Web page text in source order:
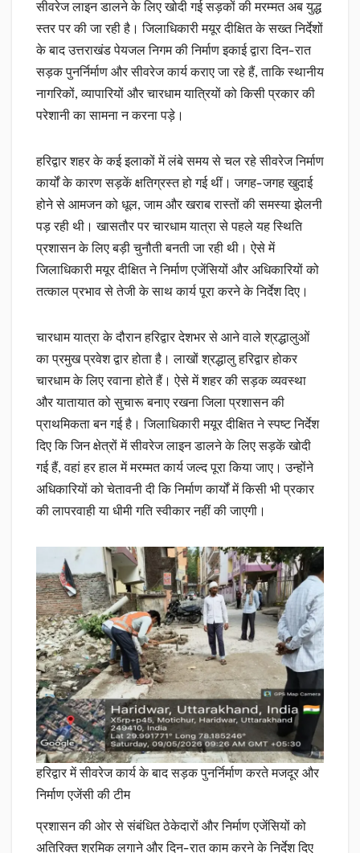
सीवरेज लाइन डालने के लिए खोदी गई सड़कों की मरम्मत अब युद्ध
स्तर पर की जा रही है। जिलाधिकारी मयूर दीक्षित के सख्त निर्देशों
के बाद उत्तराखंड पेयजल निगम की निर्माण इकाई द्वारा दिन-रात
सड़क पुनर्निर्माण और सीवरेज कार्य कराए जा रहे हैं, ताकि स्थानीय
नागरिकों, व्यापारियों और चारधाम यात्रियों को किसी प्रकार की
परेशानी का सामना न करना पड़े।
हरिद्वार शहर के कई इलाकों में लंबे समय से चल रहे सीवरेज निर्माण
कार्यों के कारण सड़कें क्षतिग्रस्त हो गई थीं। जगह-जगह खुदाई
होने से आमजन को धूल, जाम और खराब रास्तों की समस्या झेलनी
पड़ रही थी। खासतौर पर चारधाम यात्रा से पहले यह स्थिति
प्रशासन के लिए बड़ी चुनौती बनती जा रही थी। ऐसे में
जिलाधिकारी मयूर दीक्षित ने निर्माण एजेंसियों और अधिकारियों को
तत्काल प्रभाव से तेजी के साथ कार्य पूरा करने के निर्देश दिए।
चारधाम यात्रा के दौरान हरिद्वार देशभर से आने वाले श्रद्धालुओं
का प्रमुख प्रवेश द्वार होता है। लाखों श्रद्धालु हरिद्वार होकर
चारधाम के लिए रवाना होते हैं। ऐसे में शहर की सड़क व्यवस्था
और यातायात को सुचारू बनाए रखना जिला प्रशासन की
प्राथमिकता बन गई है। जिलाधिकारी मयूर दीक्षित ने स्पष्ट निर्देश
दिए कि जिन क्षेत्रों में सीवरेज लाइन डालने के लिए सड़कें खोदी
गई हैं, वहां हर हाल में मरम्मत कार्य जल्द पूरा किया जाए। उन्होंने
अधिकारियों को चेतावनी दी कि निर्माण कार्यों में किसी भी प्रकार
की लापरवाही या धीमी गति स्वीकार नहीं की जाएगी।
हरिद्वार में सीवरेज कार्य के बाद सड़क पुनर्निर्माण करते मजदूर और
निर्माण एजेंसी की टीम
प्रशासन की ओर से संबंधित ठेकेदारों और निर्माण एजेंसियों को
अतिरिक्त श्रमिक लगाने और दिन-रात काम करने के निर्देश दिए